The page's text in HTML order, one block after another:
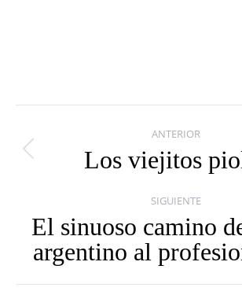
Navegación
entre
publicaciones
ANTERIOR
Los viejitos
SIGUIENTE
siguiente:
El sinuoso camino
argentino al